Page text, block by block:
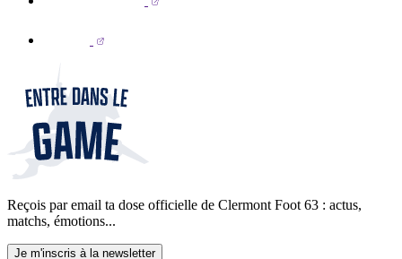
Reçois par email ta dose officielle de Clermont Foot 63 : actus,
matchs, émotions...
Je m'inscris à la newsletter